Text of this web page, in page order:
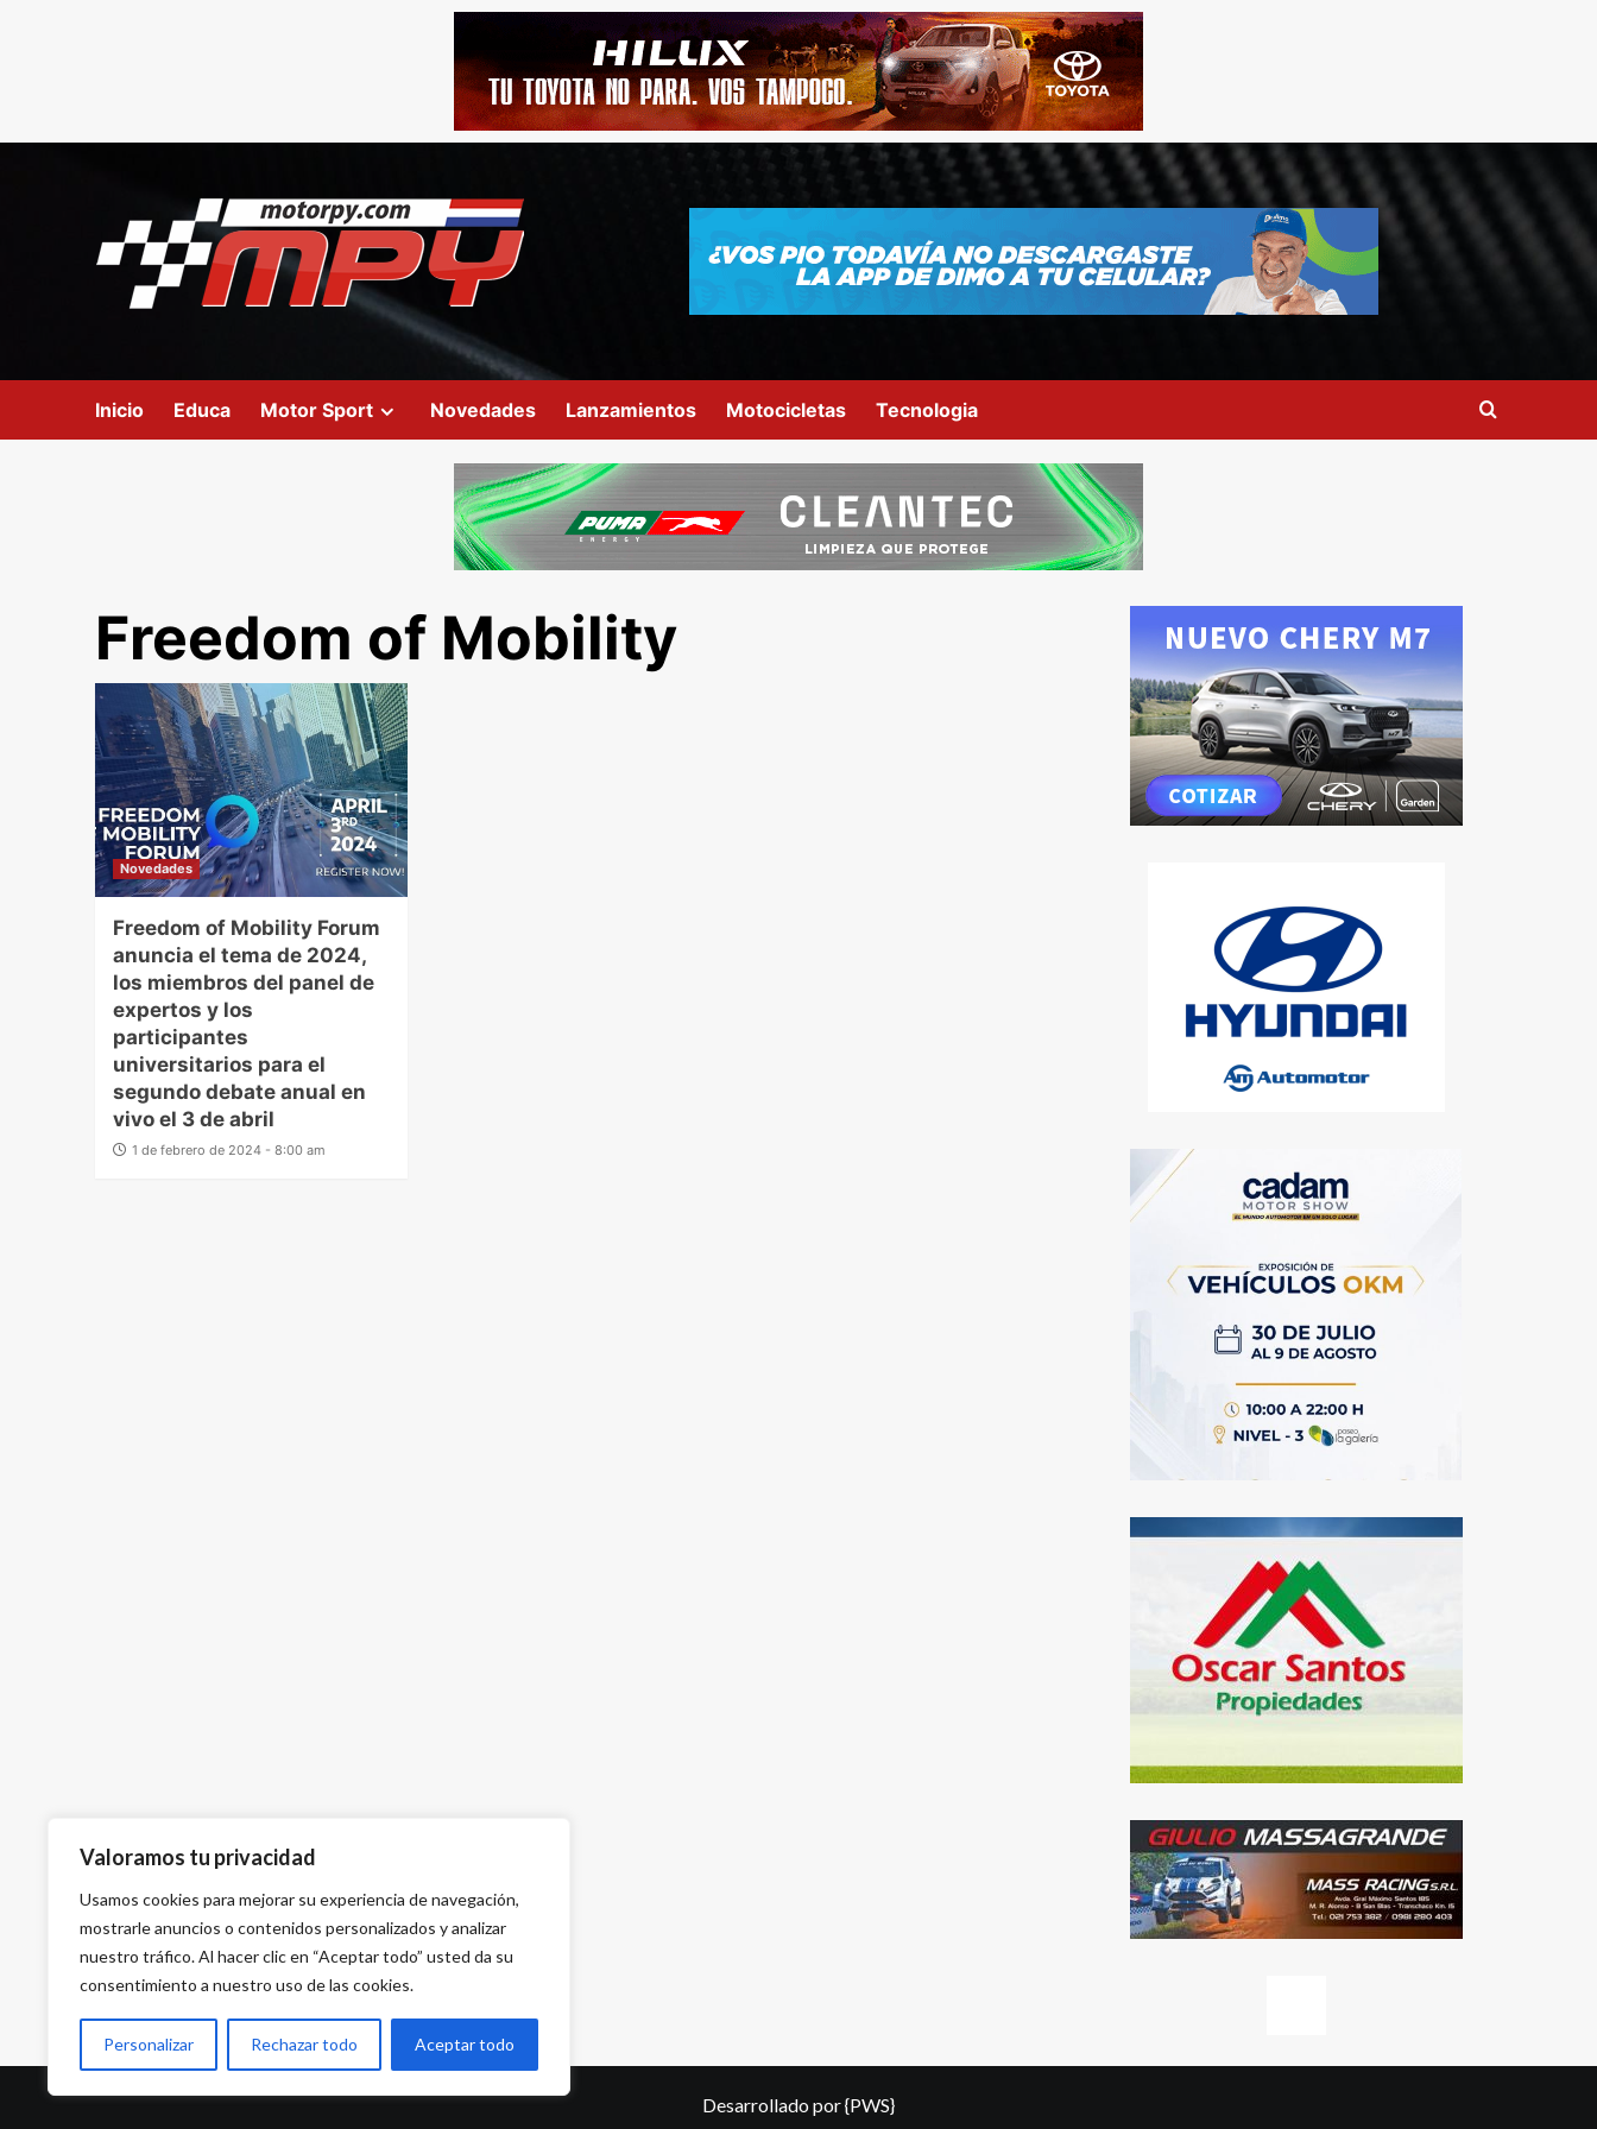
Valoramos tu privacidad
Usamos cookies para mejorar su experiencia de navegación,
mostrarle anuncios o contenidos personalizados y analizar
nuestro tráfico. Al hacer clic en “Aceptar todo” usted da su
consentimiento a nuestro uso de las cookies.
Personalizar Rechazar todo Aceptar todo
Inicio Educa Motor Sport Novedades Lanzamientos Motocicletas Tecnologia
Freedom of Mobility
Novedades
Freedom of Mobility Forum
anuncia el tema de 2024,
los miembros del panel de
expertos y los
participantes
universitarios para el
segundo debate anual en
vivo el 3 de abril
1 de febrero de 2024 - 8:00 am
Desarrollado por{PWS}